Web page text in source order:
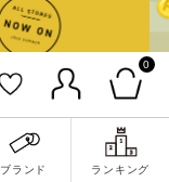
0
ブランド ランキング